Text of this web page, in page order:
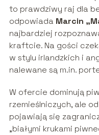
to prawdziwy raj dla
odpowiada Marcin
najbardziej
kraftcie. Na gości
w stylu irlandzkich i
nalewane są m.in.
W ofercie dominują
rzemieślniczych, ale
pojawiają się
„białymi krukami